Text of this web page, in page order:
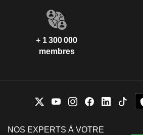
+ 1 300 000
membres
NOS EXPERTS À VOTRE